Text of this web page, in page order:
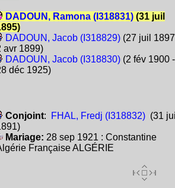
DADOUN, Ramona (I318831)(31 juil
DADOUN, Jacob (I318829)(27 juil
avr 1899)
DADOUN, Jacob (I318830)(2 fév 1900 -
déc 1925)
Conjoint: FHAL, Fredj (I318832)(31
Mariage: 28 sep 1921 : Constantine
Française ALGÉRIE